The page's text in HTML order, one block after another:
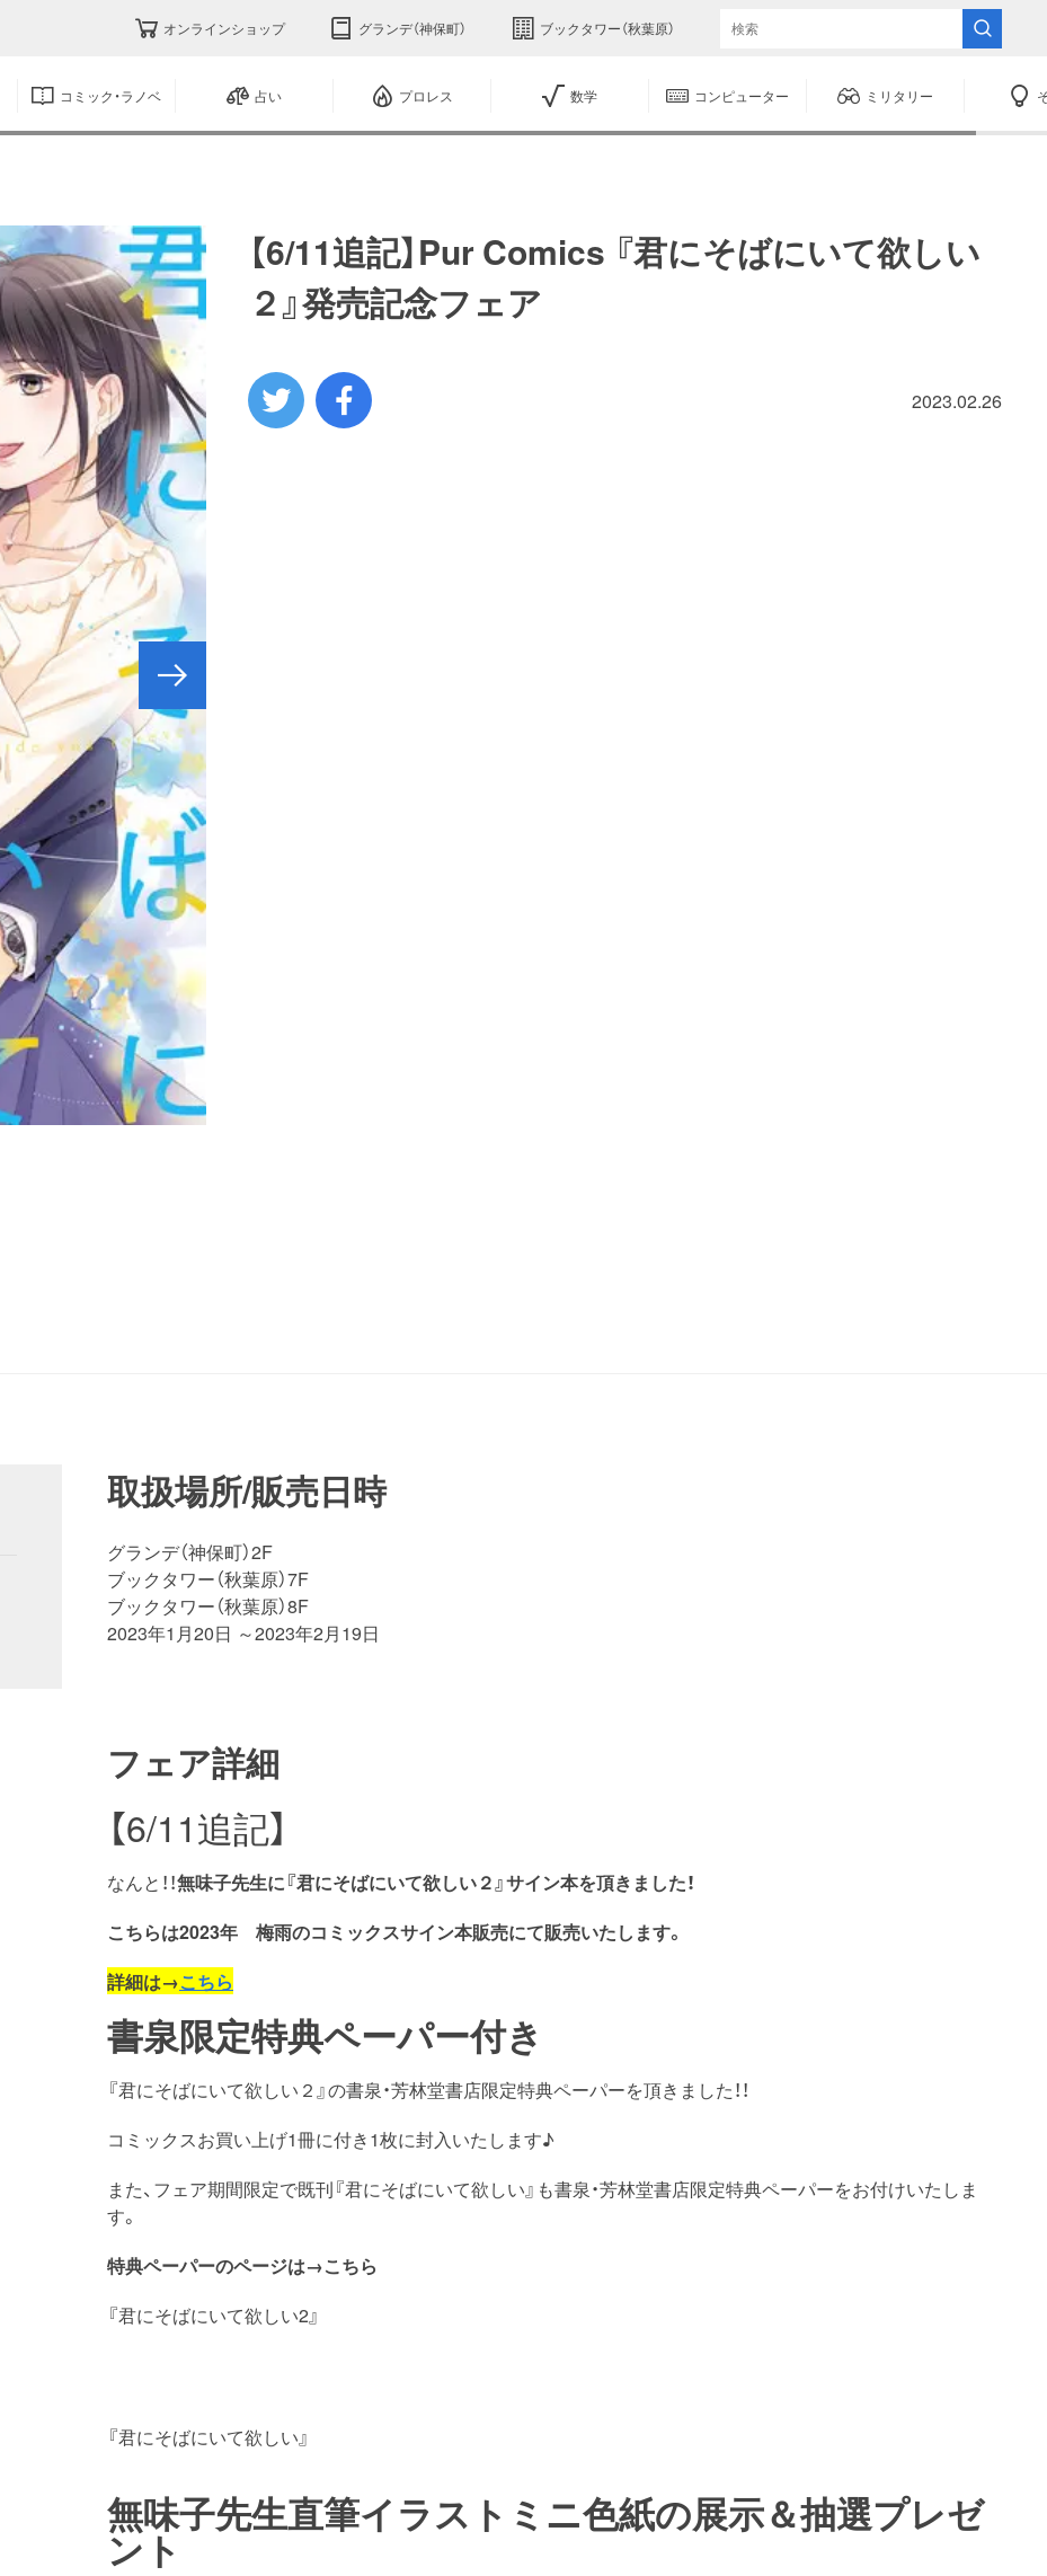
オンラインショップ グランデ（神保町） ブックタワー（秋葉原）
コミック・ラノベ 占い プロレス 数学 コンピューター ミリタリー
【6/11追記】Pur Comics 『君にそばにいて欲しい
２』発売記念フェア
2023.02.26
取扱場所/販売日時
グランデ（神保町）2F
ブックタワー（秋葉原）7F
ブックタワー（秋葉原）8F
2023年1月20日 ～2023年2月19日
フェア詳細
【6/11追記】
なんと！！無味子先生に『君にそばにいて欲しい２』サイン本を頂きました！
こちらは2023年 梅雨のコミックスサイン本販売にて販売いたします。
詳細は→こちら
書泉限定特典ペーパー付き
『君にそばにいて欲しい２』の書泉・芳林堂書店限定特典ペーパーを頂きました！！
コミックスお買い上げ1冊に付き1枚に封入いたします♪
また、フェア期間限定で既刊『君にそばにいて欲しい』も書泉・芳林堂書店限定特典ペーパーをお付けいたしま
す。
特典ペーパーのページは→こちら
『君にそばにいて欲しい2』
『君にそばにいて欲しい』
無味子先生直筆イラストミニ色紙の展示＆抽選プレゼ
ント